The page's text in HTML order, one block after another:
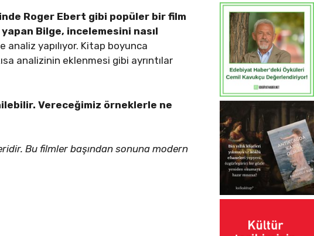
Roger Ebert gibi popüler bir film
Bilge, incelemesini nasıl
yapılıyor. Kitap boyunca
analizinin eklenmesi gibi ayrıntılar
Vereceğimiz örneklerle ne
Bu filmler başından sonuna modern